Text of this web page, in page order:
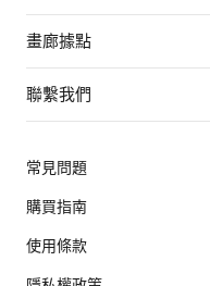
畫廊據點
聯繫我們
常見問題
購買指南
使用條款